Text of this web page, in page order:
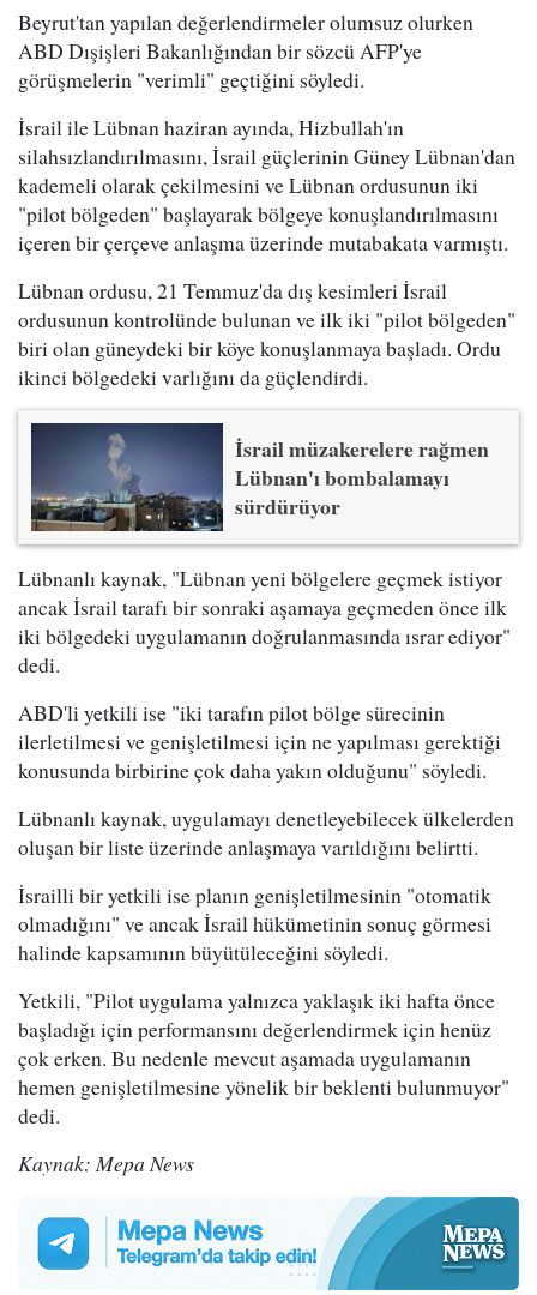
Beyrut'tan yapılan değerlendirmeler olumsuz olurken
ABD Dışişleri Bakanlığından bir sözcü AFP'ye
görüşmelerin "verimli" geçtiğini söyledi.
İsrail ile Lübnan haziran ayında, Hizbullah'ın
silahsızlandırılmasını, İsrail güçlerinin Güney Lübnan'dan
kademeli olarak çekilmesini ve Lübnan ordusunun iki
"pilot bölgeden" başlayarak bölgeye konuşlandırılmasını
içeren bir çerçeve anlaşma üzerinde mutabakata varmıştı.
Lübnan ordusu, 21 Temmuz'da dış kesimleri İsrail
ordusunun kontrolünde bulunan ve ilk iki "pilot bölgeden"
biri olan güneydeki bir köye konuşlanmaya başladı. Ordu
ikinci bölgedeki varlığını da güçlendirdi.
İsrail müzakerelere rağmen
Lübnan'ı bombalamayı
sürdürüyor
Lübnanlı kaynak, "Lübnan yeni bölgelere geçmek istiyor
ancak İsrail tarafı bir sonraki aşamaya geçmeden önce ilk
iki bölgedeki uygulamanın doğrulanmasında ısrar ediyor"
dedi.
ABD'li yetkili ise "iki tarafın pilot bölge sürecinin
ilerletilmesi ve genişletilmesi için ne yapılması gerektiği
konusunda birbirine çok daha yakın olduğunu" söyledi.
Lübnanlı kaynak, uygulamayı denetleyebilecek ülkelerden
oluşan bir liste üzerinde anlaşmaya varıldığını belirtti.
İsrailli bir yetkili ise planın genişletilmesinin "otomatik
olmadığını" ve ancak İsrail hükümetinin sonuç görmesi
halinde kapsamının büyütüleceğini söyledi.
Yetkili, "Pilot uygulama yalnızca yaklaşık iki hafta önce
başladığı için performansını değerlendirmek için henüz
çok erken. Bu nedenle mevcut aşamada uygulamanın
hemen genişletilmesine yönelik bir beklenti bulunmuyor"
dedi.
Kaynak: Mepa News